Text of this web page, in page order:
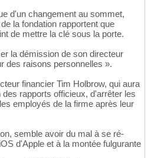
d'un changement au sommet,
la fondation rapportent que
de mettre la clé sous la porte.
la démission de son directeur
des raisons personnelles ».
financier Tim Holbrow, qui aura
rapports officieux, d'arrêter les
employés de la firme après leur
semble avoir du mal à se ré-
d'Apple et à la montée fulgurante